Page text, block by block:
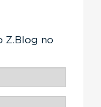
Z.Blog no